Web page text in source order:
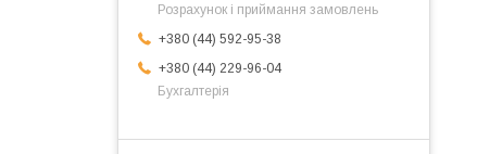
Розрахунок і приймання замовлень
+380 (44) 592-95-38
+380 (44) 229-96-04
Бухгалтерія